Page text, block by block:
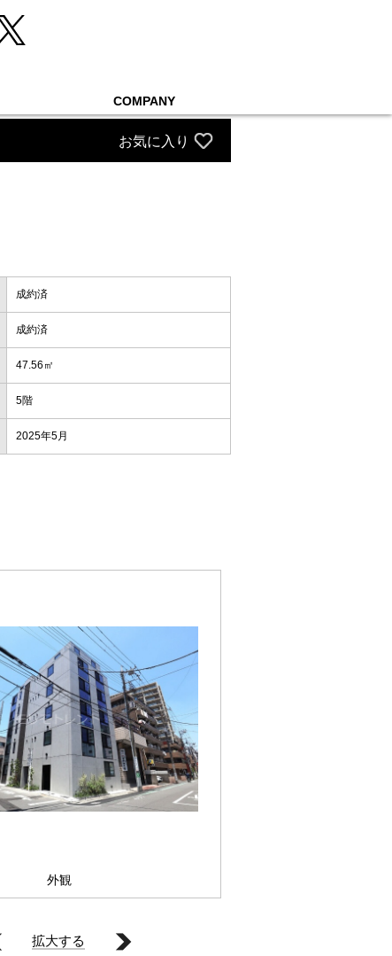
COMPANY
お気に入り
成約済
成約済
47.56㎡
5階
2025年5月
拡大する
外観